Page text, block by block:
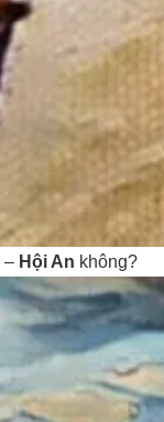
– Hội An không?